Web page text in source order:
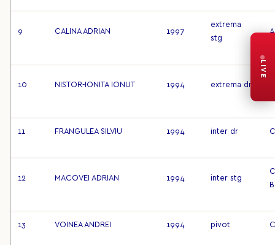
9 CALINA ADRIAN 1997
extrema
stg
10 NISTOR-IONITA IONUT 1994 extrema dr
11 FRANGULEA SILVIU 1994 inter dr
12 MACOVEI ADRIAN 1994 inter stg
13 VOINEA ANDREI 1994 pivot
LIVE